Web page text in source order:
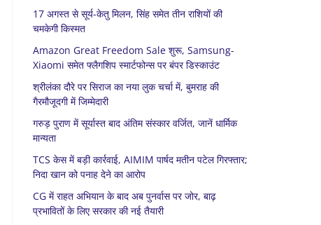
17 अगस्त से सूर्य-केतु मिलन, सिंह समेत तीन राशियों की
चमकेगी किस्मत
Amazon Great Freedom Sale शुरू, Samsung-
Xiaomi समेत फ्लैगशिप स्मार्टफोन्स पर बंपर डिस्काउंट
श्रीलंका दौरे पर सिराज का नया लुक चर्चा में, बुमराह की
गैरमौजूदगी में जिम्मेदारी
गरुड़ पुराण में सूर्यास्त बाद अंतिम संस्कार वर्जित, जानें धार्मिक
मान्यता
TCS केस में बड़ी कार्रवाई, AIMIM पार्षद मतीन पटेल गिरफ्तार;
निदा खान को पनाह देने का आरोप
CG में राहत अभियान के बाद अब पुनर्वास पर जोर, बाढ़
प्रभावितों के लिए सरकार की नई तैयारी